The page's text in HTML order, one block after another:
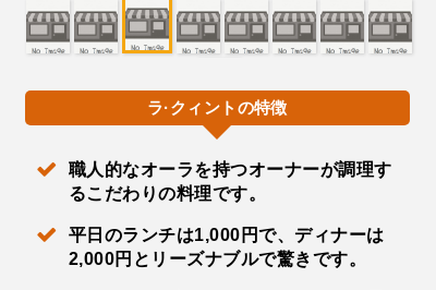
ラ·クィントの特徴
職人的なオーラを持つオーナーが調理す
るこだわりの料理です。
平日のランチは1,000円で、ディナーは
2,000円とリーズナブルで驚きです。